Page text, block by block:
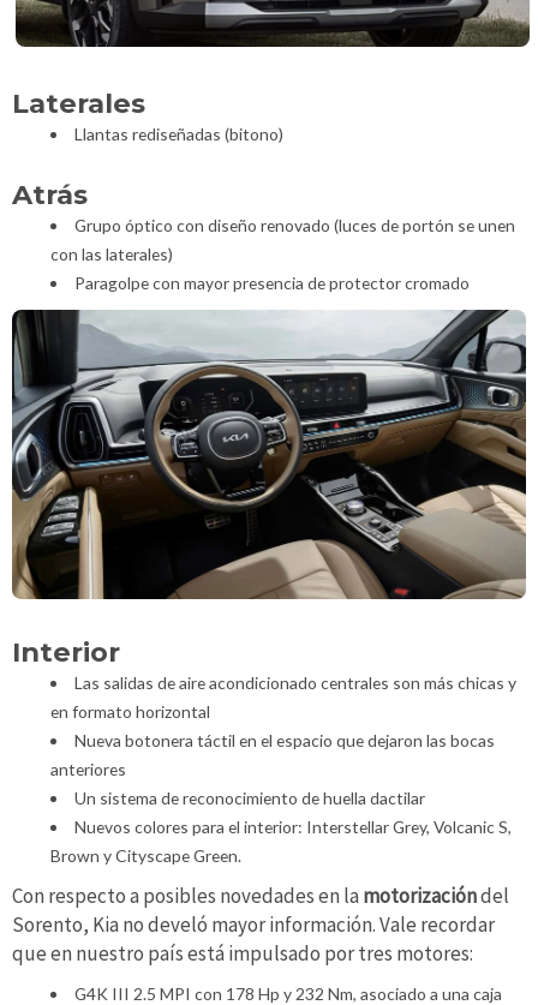
Laterales
Llantas rediseñadas (bitono)
Atrás
Grupo óptico con diseño renovado (luces de portón se unen
con las laterales)
Paragolpe con mayor presencia de protector cromado
Interior
Las salidas de aire acondicionado centrales son más chicas y
en formato horizontal
Nueva botonera táctil en el espacio que dejaron las bocas
anteriores
Un sistema de reconocimiento de huella dactilar
Nuevos colores para el interior: Interstellar Grey, Volcanic S,
Brown y Cityscape Green.
Con respecto a posibles novedades en la motorizacióndel
Sorento, Kia no develó mayor información. Vale recordar
que en nuestro país está impulsado por tres motores:
G4K III 2.5 MPI con 178 Hp y 232 Nm, asociado a una caja